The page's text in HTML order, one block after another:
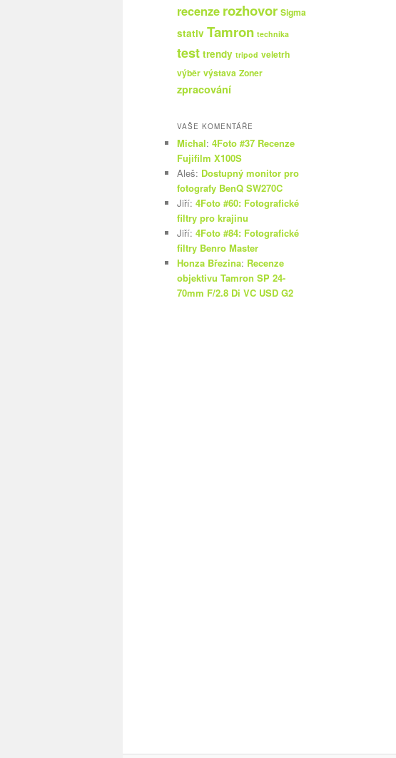
recenze rozhovor Sigma
stativ Tamron technika
test trendy tripod veletrh
výběr výstava Zoner
zpracování
VAŠE KOMENTÁŘE
Michal: 4Foto #37 Recenze
Fujifilm X100S
Aleš: Dostupný monitor pro
fotografy BenQ SW270C
Jiří: 4Foto #60: Fotografické
filtry pro krajinu
Jiří: 4Foto #84: Fotografické
filtry Benro Master
Honza Březina: Recenze
objektivu Tamron SP 24-
70mm F/2.8 Di VC USD G2